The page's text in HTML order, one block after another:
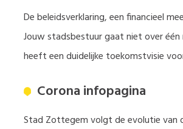
De beleidsverklaring, een financieel
Jouw stadsbestuur gaat niet over één
heeft een duidelijke toekomstvisie
Corona infopagina
Stad Zottegem volgt de evolutie van